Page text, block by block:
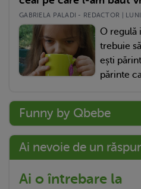
GABRIELA PALADI - REDACTOR |
O regulă
trebuie
ești
părinte
Funny by Qbebe
Ai nevoie de un
Ai o întrebare la